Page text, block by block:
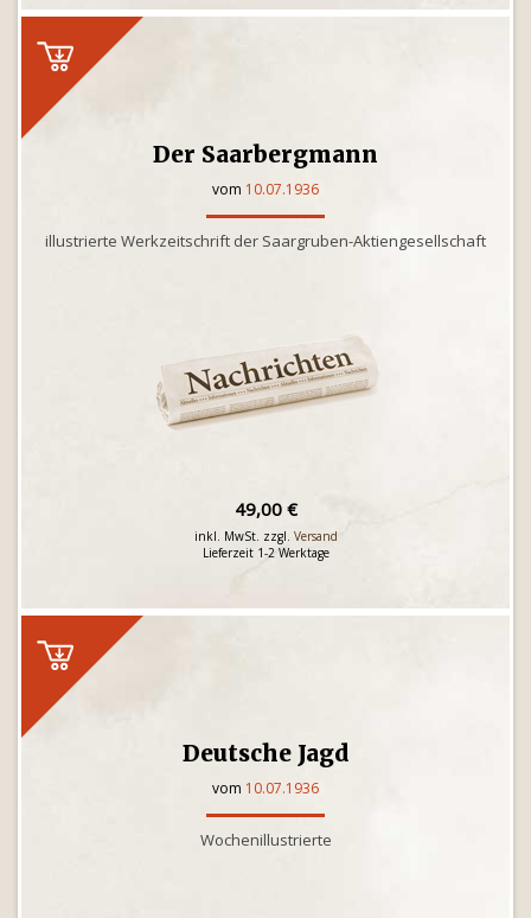
Der Saarbergmann
vom 10.07.1936
illustrierte Werkzeitschrift der Saargruben-Aktiengesellschaft
49,00 €
inkl. MwSt. zzgl. Versand
Lieferzeit 1-2 Werktage
Deutsche Jagd
vom 10.07.1936
Wochenillustrierte